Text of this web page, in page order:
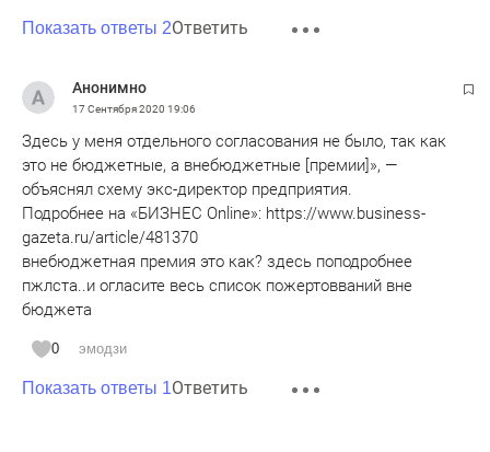
Показать ответы 2Ответить
Анонимно
17 Сентября 2020 19:06
Здесь у меня отдельного согласования не было, так как
это не бюджетные, а внебюджетные [премии]», —
объяснял схему экс-директор предприятия.
Подробнее на «БИЗНЕС Online»: https://www.business-
gazeta.ru/article/481370
внебюджетная премия это как? здесь поподробнее
пжлста..и огласите весь список пожертовваний вне
бюджета
0 эмодзи
Показать ответы 1Ответить